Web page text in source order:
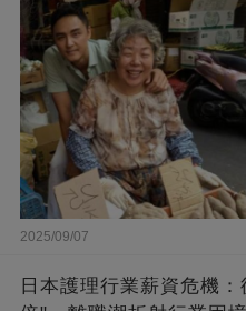
2025/09/07
日本護理行業薪資危機